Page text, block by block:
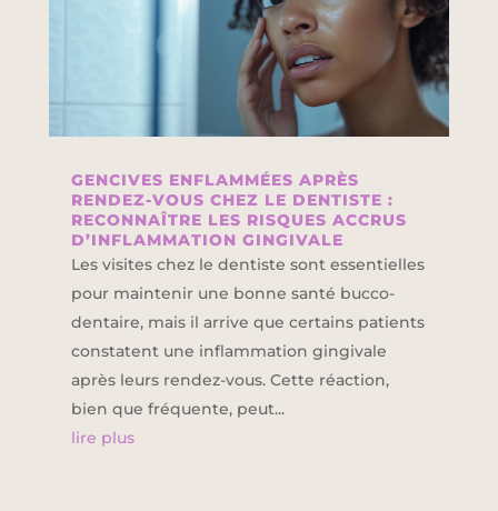
GENCIVES ENFLAMMÉES APRÈS
RENDEZ-VOUS CHEZ LE DENTISTE :
RECONNAÎTRE LES RISQUES ACCRUS
D’INFLAMMATION GINGIVALE
Les visites chez le dentiste sont essentielles
pour maintenir une bonne santé bucco-
dentaire, mais il arrive que certains patients
constatent une inflammation gingivale
après leurs rendez-vous. Cette réaction,
bien que fréquente, peut...
lire plus